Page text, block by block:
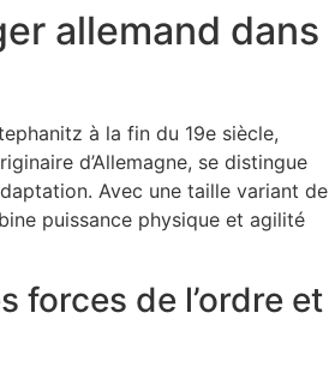
allemand dans
à la fin du 19e siècle,
d’Allemagne, se distingue
Avec une taille variant de
puissance physique et agilité
forces de l’ordre et